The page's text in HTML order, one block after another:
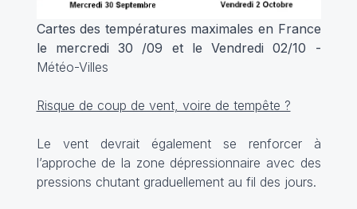
Cartes des températures maximales en France
le mercredi 30 /09 et le Vendredi 02/10 -
Météo-Villes
Risque de coup de vent, voire de tempête ?
Le vent devrait également se renforcer à
l’approche de la zone dépressionnaire avec des
pressions chutant graduellement au fil des jours.